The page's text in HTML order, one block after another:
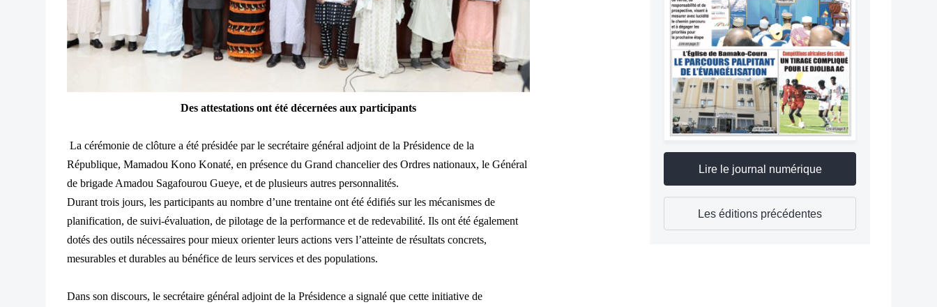
Des attestations ont été décernées aux participants
La cérémonie de clôture a été présidée par le secrétaire général adjoint de la Présidence de la
République, Mamadou Kono Konaté, en présence du Grand chancelier des Ordres nationaux, le Général
de brigade Amadou Sagafourou Gueye, et de plusieurs autres personnalités.
Durant trois jours, les participants au nombre d’une trentaine ont été édifiés sur les mécanismes de
planification, de suivi-évaluation, de pilotage de la performance et de redevabilité. Ils ont été également
dotés des outils nécessaires pour mieux orienter leurs actions vers l’atteinte de résultats concrets,
mesurables et durables au bénéfice de leurs services et des populations.
Dans son discours, le secrétaire général adjoint de la Présidence a signalé que cette initiative de
Lire le journal numérique
Les éditions précédentes